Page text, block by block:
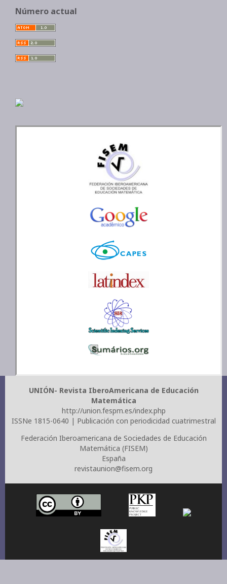
Número actual
UNIÓN- Revista IberoAmericana de Educación
Matemática
http://union.fespm.es/index.php
ISSNe 1815-0640 | Publicación con periodicidad cuatrimestral
Federación Iberoamericana de Sociedades de Educación
Matemática (FISEM)
España
revistaunion@fisem.org